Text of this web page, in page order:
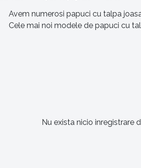
Avem numerosi papuci cu talpa
Cele mai noi modele de papuci cu
Nu exista nicio inregistrare